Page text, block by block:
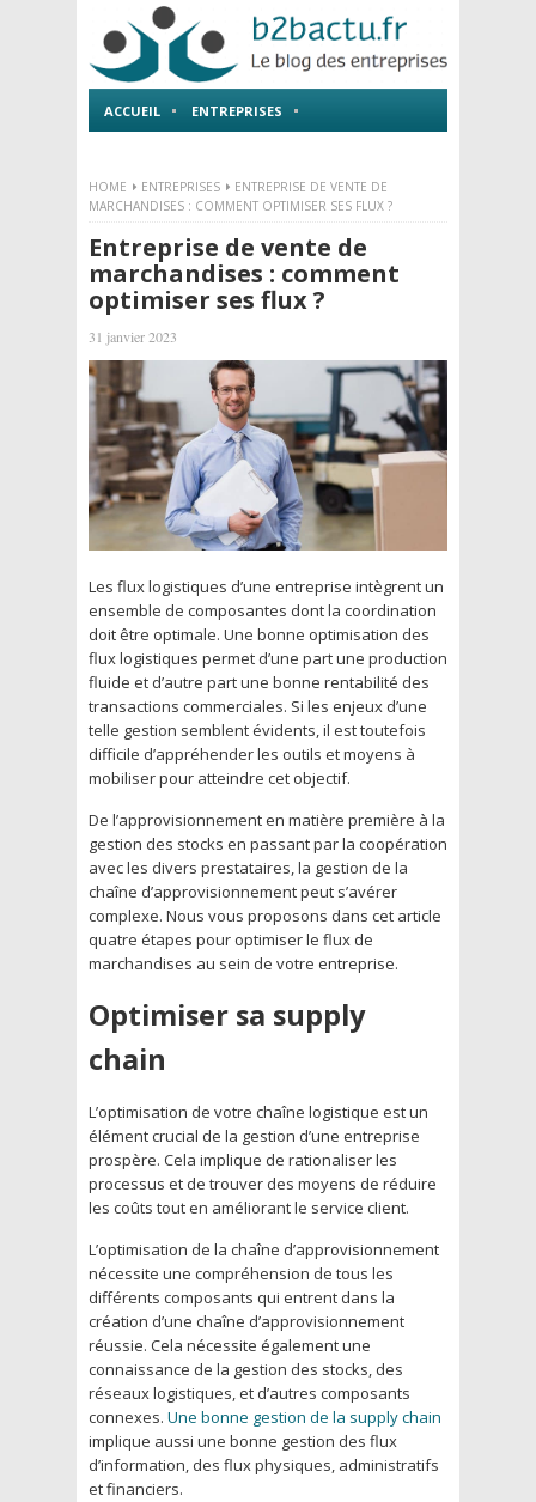
ACCUEIL ENTREPRISES
HOME ENTREPRISES
ENTREPRISE DE VENTE DE
MARCHANDISES : COMMENT OPTIMISER SES FLUX ?
Entreprise de vente de
marchandises : comment
optimiser ses flux ?
31 janvier 2023
Les flux logistiques d’une entreprise intègrent un
ensemble de composantes dont la coordination
doit être optimale. Une bonne optimisation des
flux logistiques permet d’une part une production
fluide et d’autre part une bonne rentabilité des
transactions commerciales. Si les enjeux d’une
telle gestion semblent évidents, il est toutefois
difficile d’appréhender les outils et moyens à
mobiliser pour atteindre cet objectif.
De l’approvisionnement en matière première à la
gestion des stocks en passant par la coopération
avec les divers prestataires, la gestion de la
chaîne d’approvisionnement peut s’avérer
complexe. Nous vous proposons dans cet article
quatre étapes pour optimiser le flux de
marchandises au sein de votre entreprise.
Optimiser sa supply
chain
L’optimisation de votre chaîne logistique est un
élément crucial de la gestion d’une entreprise
prospère. Cela implique de rationaliser les
processus et de trouver des moyens de réduire
les coûts tout en améliorant le service client.
L’optimisation de la chaîne d’approvisionnement
nécessite une compréhension de tous les
différents composants qui entrent dans la
création d’une chaîne d’approvisionnement
réussie. Cela nécessite également une
connaissance de la gestion des stocks, des
réseaux logistiques, et d’autres composants
connexes. Une bonne gestion de la supply chain
implique aussi une bonne gestion des flux
d’information, des flux physiques, administratifs
et financiers.